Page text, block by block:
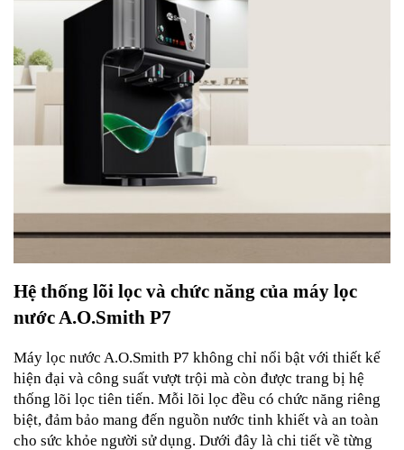
Hệ thống lõi lọc và chức năng của máy lọc
nước A.O.Smith P7
Máy lọc nước A.O.Smith P7 không chỉ nổi bật với thiết kế
hiện đại và công suất vượt trội mà còn được trang bị hệ
thống lõi lọc tiên tiến. Mỗi lõi lọc đều có chức năng riêng
biệt, đảm bảo mang đến nguồn nước tinh khiết và an toàn
cho sức khỏe người sử dụng. Dưới đây là chi tiết về từng